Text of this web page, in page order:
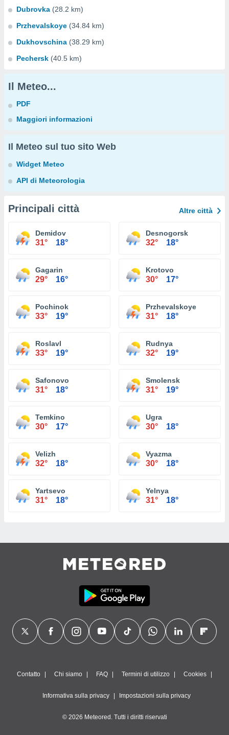
Dubrovka (28.2 km)
Przhevalskoye (34.84 km)
Dukhovschina (38.29 km)
Pechersk (40.5 km)
Il Meteo...
PDF
Maggiori informazioni
Il Meteo sul tuo sito Web
Widget Meteo
API di Meteorologia
Principali città Altre città
Demidov
31° 18°
Desnogorsk
32° 18°
Gagarin
29° 16°
Krotovo
30° 17°
Pochinok
33° 19°
Przhevalskoye
31° 18°
Roslavl
33° 19°
Rudnya
32° 19°
Safonovo
31° 18°
Smolensk
31° 19°
Temkino
30° 17°
Ugra
30° 18°
Velizh
32° 18°
Vyazma
30° 18°
Yartsevo
31° 18°
Yelnya
31° 18°
Contatto Chi siamo FAQ Termini di utilizzo Cookies
Informativa sulla privacy Impostazioni sulla privacy
© 2026 Meteored. Tutti i diritti riservati